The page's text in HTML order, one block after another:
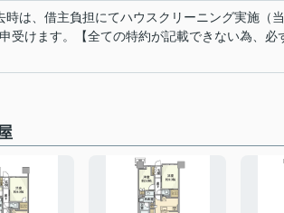
時は、借主負担にてハウスクリーニング実施（
受けます。【全ての特約が記載できない為、必